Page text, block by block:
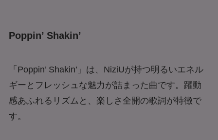
Poppin’ Shakin’
「Poppin’ Shakin’」は、NiziUが持つ明るいエネル
ギーとフレッシュな魅力が詰まった曲です。躍動
感あふれるリズムと、楽しさ全開の歌詞が特徴で
す。